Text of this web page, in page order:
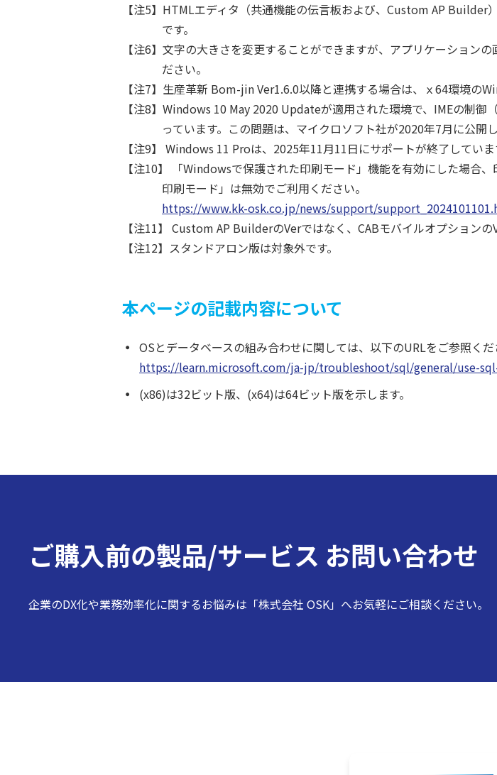
【注5】HTMLエディタ（共通機能の伝言板および、Custom AP
です。
【注6】文字の大きさを変更することができますが、アプリケーション
ださい。
【注7】生産革新 Bom-jin Ver1.6.0以降と連携する場合は、ｘ64環境の
【注8】Windows 10 May 2020 Updateが適用された環境で、IMEの制
っています。この問題は、マイクロソフト社が2020年7月に公開
【注9】 Windows 11 Proは、2025年11月11日にサポートが終了していま
【注10】 「Windowsで保護された印刷モード」機能を有効にした場合
印刷モード」は無効でご利用ください。
https://www.kk-osk.co.jp/news/support/
【注11】 Custom AP BuilderのVerではなく、CABモバイルオプションの
【注12】スタンドアロン版は対象外です。
本ページの記載内容について
OSとデータベースの組み合わせに関しては、以下のURLをご参照くだ
https://learn.microsoft.com/ja-jp/troubleshoot/sql/general/use-
(x86)は32ビット版、(x64)は64ビット版を示します。
ご購入前の製品/サービス お問い合わせ
企業のDX化や業務効率化に関するお悩みは「株式会社 OSK」へお気軽にご相談ください。